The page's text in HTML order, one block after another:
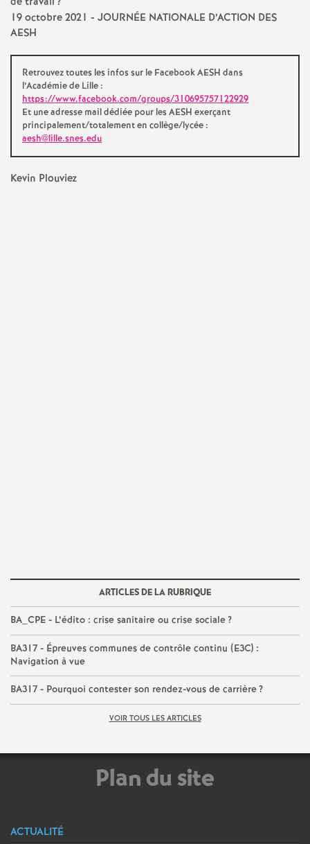
i
g
n
e
m
d
d
e
g
é
19 octobre 2021 - JOURNÉE NATIONALE D’ACTION DES
AESH
Retrouvez toutes les infos sur le Facebook AESH dans
l’Académie de Lille :
https://www.facebook.com/groups/310695757122929
Et une adresse mail dédiée pour les AESH exerçant
principalement/totalement en collège/lycée :
aesh@lille.snes.edu
Kevin Plouviez
ARTICLES DE LA RUBRIQUE
BA_CPE - L’édito : crise sanitaire ou crise sociale?
BA317 - Épreuves communes de contrôle continu (E3C) :
Navigation à vue
BA317 - Pourquoi contester son rendez-vous de carrière?
VOIR TOUS LES ARTICLES
Plan du site
ACTUALITÉ